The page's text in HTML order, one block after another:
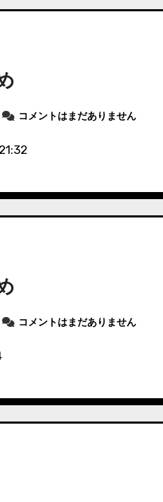
コメントはまだありません
コメントはまだありません